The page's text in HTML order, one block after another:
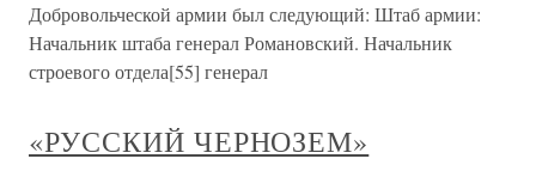
Добровольческой армии был следующий: Штаб армии:
Начальник штаба генерал Романовский. Начальник
строевого отдела[55] генерал
«РУССКИЙ ЧЕРНОЗЕМ»